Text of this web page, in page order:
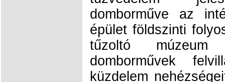
domborműve az
épület földszinti
tűzoltó múzeum
domborművek
küzdelem